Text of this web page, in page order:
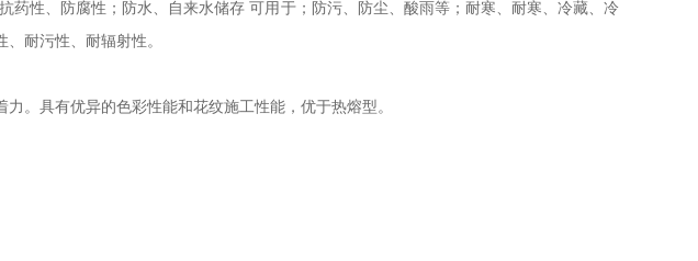
性、防腐性；防水、自来水储存 可用于；防污、防尘、酸雨等；耐寒、耐寒、冷藏、冷
耐污性、耐辐射性。
。具有优异的色彩性能和花纹施工性能，优于热熔型。